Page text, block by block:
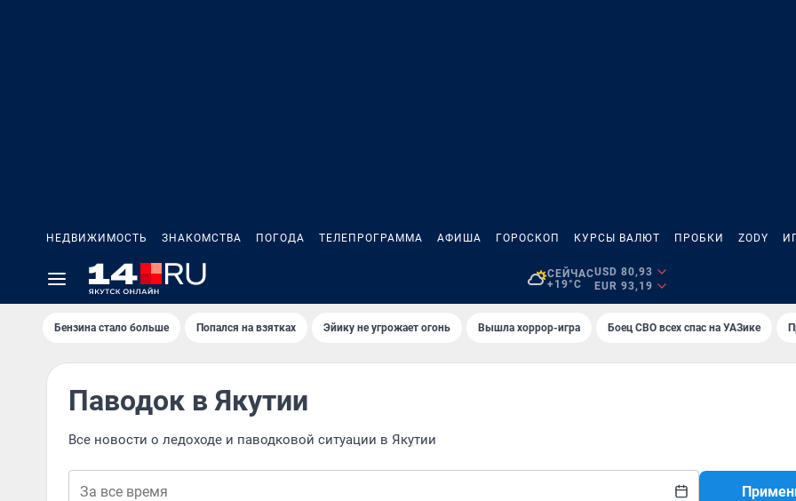
НЕДВИЖИМОСТЬ ЗНАКОМСТВА ПОГОДА ТЕЛЕПРОГРАММА АФИША ГОРОСКОП КУРСЫ ВАЛЮТ ПРОБКИ ZODY
СЕЙЧАС
+19°C
USD 80,93
EUR 93,19
Бензина стало больше Попался на взятках Эйику не угрожает огонь Вышла хоррор-игра Боец СВО всех спас на УАЗике
Паводок в Якутии
Все новости о ледоходе и паводковой ситуации в Якутии